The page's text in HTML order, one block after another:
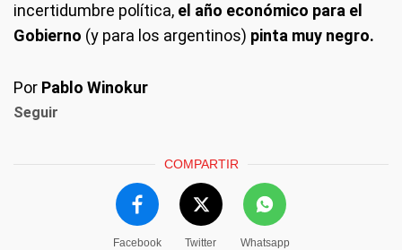
incertidumbre política, el año económico para el
Gobierno (y para los argentinos) pinta muy negro.
Por Pablo Winokur
Seguir
COMPARTIR
Facebook Twitter Whatsapp